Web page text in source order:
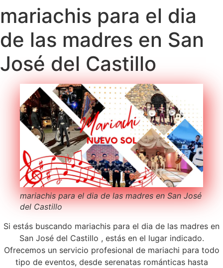
mariachis para el dia
de las madres en San
José del Castillo
mariachis para el dia de las madres en San José
del Castillo
Si estás buscando mariachis para el dia de las madres en
San José del Castillo , estás en el lugar indicado.
Ofrecemos un servicio profesional de mariachi para todo
tipo de eventos, desde serenatas románticas hasta